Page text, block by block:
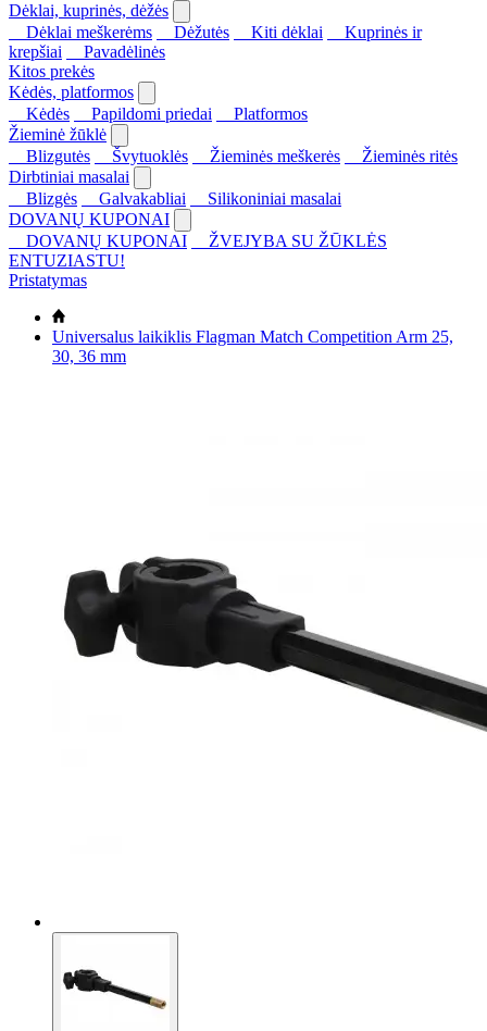
Dėklai, kuprinės, dėžės
Dėklai meškerėms
Dėžutės Kiti dėklai
Kuprinės ir
krepšiai
Pavadėlinės
Kitos prekės
Kėdės, platformos
Kėdės
Papildomi priedai
Platformos
Žieminė žūklė
Blizgutės
Švytuoklės Žieminės meškerės
Žieminės ritės
Dirbtiniai masalai
Blizgės
Galvakabliai
Silikoniniai masalai
DOVANŲ KUPONAI
DOVANŲ KUPONAI
ŽVEJYBA SU ŽŪKLĖS
ENTUZIASTU!
Pristatymas
Universalus laikiklis Flagman Match Competition Arm 25,
30, 36 mm